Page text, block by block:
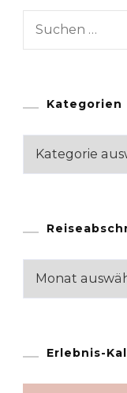
Suchen
Kategorien
Kategorien
Erlebnis-